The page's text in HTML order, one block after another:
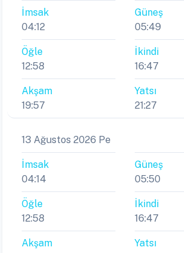
İmsak
04:12
Güneş
05:49
Öğle
12:58
İkindi
16:47
Akşam
19:57
Yatsı
21:27
13 Ağustos 2026 Pe
İmsak
04:14
Güneş
05:50
Öğle
12:58
İkindi
16:47
Akşam
Yatsı